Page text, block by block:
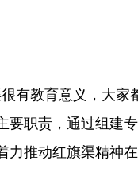
教育意义，大家
职责，通过组建
推动红旗渠精神